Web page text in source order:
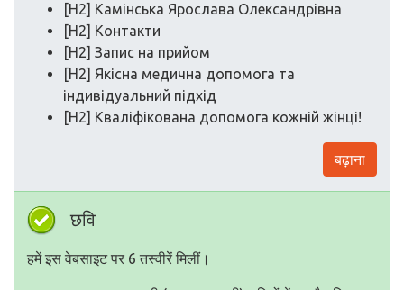
[H2] Камінська Ярослава Олександрівна
[H2] Контакти
[H2] Запис на прийом
[H2] Якісна медична допомога та
індивідуальний підхід
[H2] Кваліфікована допомога кожній жінці!
बढ़ाना
छवि
हमें इस वेबसाइट पर 6 तस्वीरें मिलीं।